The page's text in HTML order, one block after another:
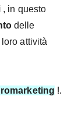
, in questo
delle
attività
!.